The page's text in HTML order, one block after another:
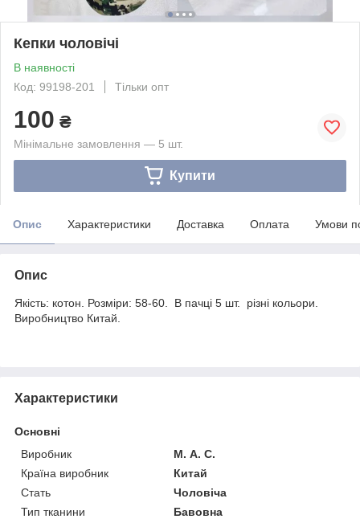
Кепки чоловічі
В наявності
Код: 99198-201
Тільки опт
100 ₴
Мінімальне замовлення — 5 шт.
Купити
Опис Характеристики Доставка Оплата Умови
Опис
Якість: котон. Розміри: 58-60. В пачці 5 шт. різні кольори.
Виробництво Китай.
Характеристики
Основні
Виробник
М. А. С.
Країна виробник
Китай
Стать
Чоловіча
Тип тканини
Бавовна